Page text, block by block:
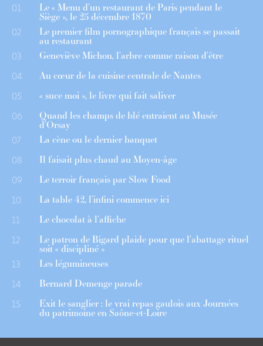
01 Le « Menu d’un restaurant de Paris pendant le
Siège », le 25 décembre 1870
02 Le premier film pornographique français se passait
au restaurant
03 Geneviève Michon, l’arbre comme raison d’être
04 Au cœur de la cuisine centrale de Nantes
05 « suce moi », le livre qui fait saliver
06 Quand les champs de blé entraient au Musée
d’Orsay
07 La cène ou le dernier banquet
08 Il faisait plus chaud au Moyen-âge
09 Le terroir français par Slow Food
10 La table 42, l’infini commence ici
11 Le chocolat à l’affiche
12 Le patron de Bigard plaide pour que l’abattage rituel
soit « discipliné »
13 Les légumineuses
14 Bernard Demenge parade
15 Exit le sanglier : le vrai repas gaulois aux Journées
du patrimoine en Saône-et-Loire